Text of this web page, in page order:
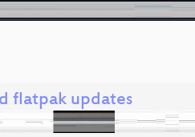
flatpak updates